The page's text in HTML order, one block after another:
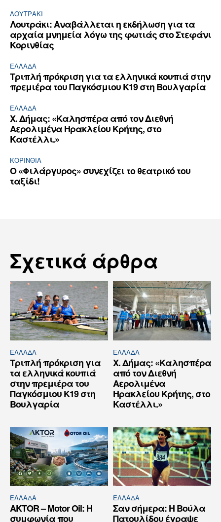
ΛΟΥΤΡΆΚΙ
Λουτράκι: Αναβάλλεται η εκδήλωση για τα
αρχαία μνημεία λόγω της φωτιάς στο Στεφάνι
Κορινθίας
ΕΛΛΆΔΑ
Τριπλή πρόκριση για τα ελληνικά κουπιά στην
πρεμιέρα του Παγκόσμιου Κ19 στη Βουλγαρία
ΕΛΛΆΔΑ
Χ. Δήμας: «Καλησπέρα από τον Διεθνή
Αερολιμένα Ηρακλείου Κρήτης, στο
Καστέλλι.»
ΚΟΡΙΝΘΊΑ
Ο «Φιλάργυρος» συνεχίζει το θεατρικό του
ταξίδι!
Σχετικά άρθρα
ΕΛΛΆΔΑ
Τριπλή πρόκριση για
τα ελληνικά κουπιά
στην πρεμιέρα του
Παγκόσμιου Κ19 στη
Βουλγαρία
ΕΛΛΆΔΑ
Χ. Δήμας: «Καλησπέρα
από τον Διεθνή
Αερολιμένα
Ηρακλείου Κρήτης, στο
Καστέλλι.»
ΕΛΛΆΔΑ
AKTOR – Motor Oil: Η
συμφωνία που
ΕΛΛΆΔΑ
Σαν σήμερα: Η Βούλα
Πατουλίδου έγραψε